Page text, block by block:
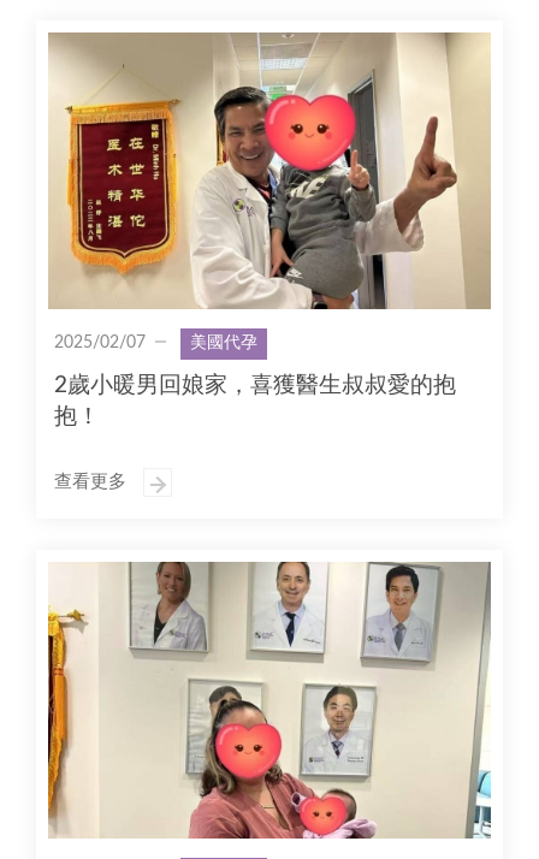
2025/02/07 美國代孕
2歲小暖男回娘家，喜獲醫生叔叔愛的抱
抱！
查看更多